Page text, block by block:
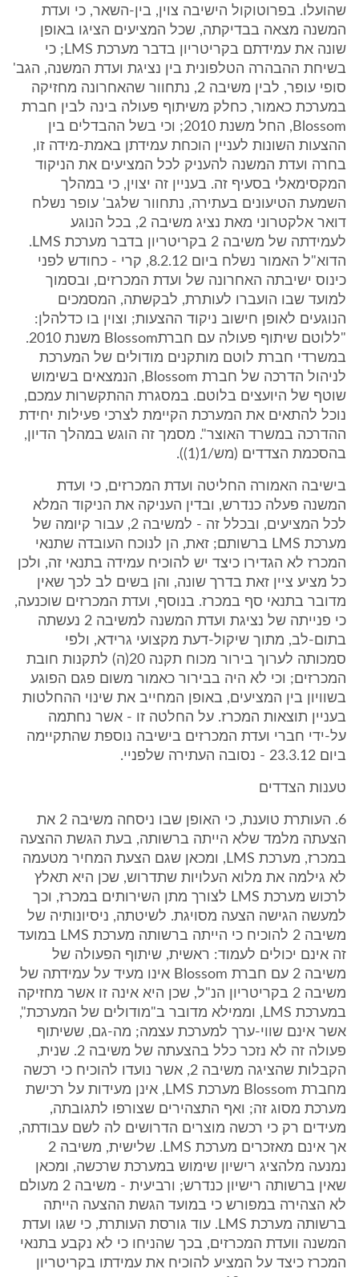
שהועלו. בפרוטוקול הישיבה צוין, בין-השאר, כי ועדת
המשנה מצאה בבדיקתה, שכל המציעים הציגו באופן
שונה את עמידתם בקריטריון בדבר מערכת LMS; כי
בשיחת ההבהרה הטלפונית בין נציגת ועדת המשנה, הגב'
סופי עופר, לבין משיבה 2, נתחוור שהאחרונה מחזיקה
במערכת כאמור, כחלק משיתוף פעולה בינה לבין חברת
Blossom, החל משנת 2010; וכי בשל ההבדלים בין
ההצעות השונות לעניין הוכחת עמידתן באמת-מידה זו,
בחרה ועדת המשנה להעניק לכל המציעים את הניקוד
המקסימאלי בסעיף זה. בעניין זה יצוין, כי במהלך
השמעת הטיעונים בעתירה, נתחוור שלגב' עופר נשלח
דואר אלקטרוני מאת נציג משיבה 2, בכל הנוגע
לעמידתה של משיבה 2 בקריטריון בדבר מערכת LMS.
הדוא"ל האמור נשלח ביום 8.2.12, קרי - כחודש לפני
כינוס ישיבתה האחרונה של ועדת המכרזים, ובסמוך
למועד שבו הועברו לעותרת, לבקשתה, המסמכים
הנוגעים לאופן חישוב ניקוד ההצעות; וצוין בו כדלהלן:
"ללוטם שיתוף פעולה עם חברתBlossom משנת 2010.
במשרדי חברת לוטם מותקנים מודולים של המערכת
לניהול הדרכה של חברת Blossom, הנמצאים בשימוש
שוטף של היועצים בלוטם. במסגרת ההתקשרות עמכם,
נוכל להתאים את המערכת הקיימת לצרכי פעילות יחידת
ההדרכה במשרד האוצר". מסמך זה הוגש במהלך הדיון,
בהסכמת הצדדים (מש/1(1)).
בישיבה האמורה החליטה ועדת המכרזים, כי ועדת
המשנה פעלה כנדרש, ובדין העניקה את הניקוד המלא
לכל המציעים, ובכלל זה - למשיבה 2, עבור קיומה של
מערכת LMS ברשותם; זאת, הן לנוכח העובדה שתנאי
המכרז לא הגדירו כיצד יש להוכיח עמידה בתנאי זה, ולכן
כל מציע ציין זאת בדרך שונה, והן בשים לב לכך שאין
מדובר בתנאי סף במכרז. בנוסף, ועדת המכרזים שוכנעה,
כי פנייתה של נציגת ועדת המשנה למשיבה 2 נעשתה
בתום-לב, מתוך שיקול-דעת מקצועי גרידא, ולפי
סמכותה לערוך בירור מכוח תקנה 20(ה) לתקנות חובת
המכרזים; וכי לא היה בבירור כאמור משום פגם הפוגע
בשוויון בין המציעים, באופן המחייב את שינוי ההחלטות
בעניין תוצאות המכרז. על החלטה זו - אשר נחתמה
על-ידי חברי ועדת המכרזים בישיבה נוספת שהתקיימה
ביום 23.3.12 - נסובה העתירה שלפניי.
טענות הצדדים
6. העותרת טוענת, כי האופן שבו ניסחה משיבה 2 את
הצעתה מלמד שלא הייתה ברשותה, בעת הגשת ההצעה
במכרז, מערכת LMS, ומכאן שגם הצעת המחיר מטעמה
לא גילמה את מלוא העלויות שתדרוש, שכן היא תאלץ
לרכוש מערכת LMS לצורך מתן השירותים במכרז, וכך
למעשה הגישה הצעה מסויגת. לשיטתה, ניסיונותיה של
משיבה 2 להוכיח כי הייתה ברשותה מערכת LMS במועד
זה אינם יכולים לעמוד: ראשית, שיתוף הפעולה של
משיבה 2 עם חברת Blossom אינו מעיד על עמידתה של
משיבה 2 בקריטריון הנ"ל, שכן היא אינה זו אשר מחזיקה
במערכת LMS, וממילא מדובר ב"מודולים של המערכת",
אשר אינם שווי-ערך למערכת עצמה; מה-גם, ששיתוף
פעולה זה לא נזכר כלל בהצעתה של משיבה 2. שנית,
הקבלות שהציגה משיבה 2, אשר נועדו להוכיח כי רכשה
מחברת Blossom מערכת LMS, אינן מעידות על רכישת
מערכת מסוג זה; ואף התצהירים שצורפו לתגובתה,
מעידים רק כי רכשה מוצרים הדרושים לה לשם עבודתה,
אך אינם מאזכרים מערכת LMS. שלישית, משיבה 2
נמנעה מלהציג רישיון שימוש במערכת שרכשה, ומכאן
שאין ברשותה רישיון כנדרש; ורביעית - משיבה 2 מעולם
לא הצהירה במפורש כי במועד הגשת ההצעה הייתה
ברשותה מערכת LMS. עוד גורסת העותרת, כי שגו ועדת
המשנה וועדת המכרזים, בכך שהניחו כי לא נקבע בתנאי
המכרז כיצד על המציע להוכיח את עמידתו בקריטריון